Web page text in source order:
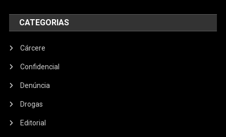
CATEGORIAS
Cárcere
Confidencial
Denúncia
Drogas
Editorial